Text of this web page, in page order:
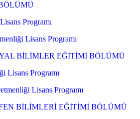
Programı
Lisans Programı
BİLİMLER EĞİTİMİ BÖLÜMÜ
Lisans Programı
Lisans Programı
BİLİMLERİ EĞİTİMİ BÖLÜMÜ